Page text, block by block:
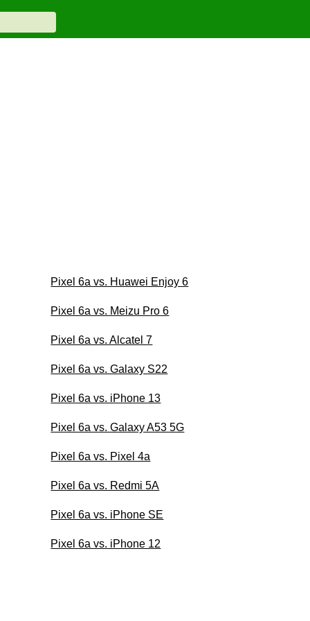
Pixel 6a vs. Huawei Enjoy 6
Pixel 6a vs. Meizu Pro 6
Pixel 6a vs. Alcatel 7
Pixel 6a vs. Galaxy S22
Pixel 6a vs. iPhone 13
Pixel 6a vs. Galaxy A53 5G
Pixel 6a vs. Pixel 4a
Pixel 6a vs. Redmi 5A
Pixel 6a vs. iPhone SE
Pixel 6a vs. iPhone 12